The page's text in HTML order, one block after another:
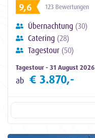
9,6
123 Bewertungen
Übernachtung (30)
Catering (28)
Tagestour (50)
Tagestour - 31 August 2026
ab € 3.870,-